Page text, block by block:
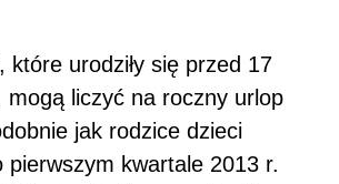
które urodziły się przed 17
mogą liczyć na roczny urlop
jak rodzice dzieci
pierwszym kwartale 2013 r.